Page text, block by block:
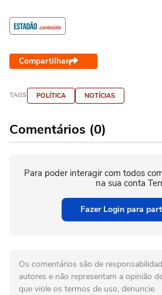
Compartilhar
TAGS POLÍTICA NOTÍCIAS
Comentários (0)
Para poder interagir com todos
na sua conta
Fazer Login para
Os comentários são de
autores e não representam a opinião
que viole os termos de uso, denuncie.